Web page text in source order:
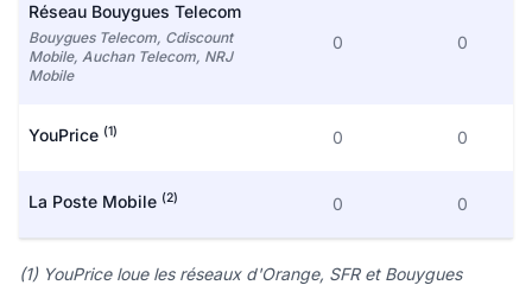
Réseau Bouygues Telecom
Bouygues Telecom, Cdiscount
Mobile, Auchan Telecom, NRJ
Mobile
0 0
YouPrice (1) 0 0
La Poste Mobile (2) 0 0
(1) YouPrice loue les réseaux d'Orange, SFR et Bouygues